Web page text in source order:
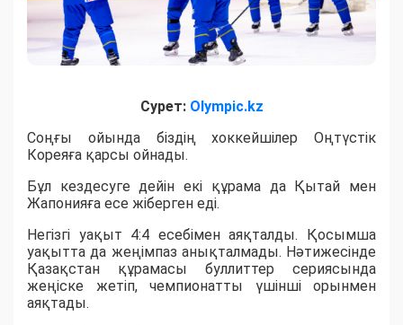
Сурет: Olympic.kz
Соңғы ойында біздің хоккейшілер Оңтүстік
Кореяға қарсы ойнады.
Бұл кездесуге дейін екі құрама да Қытай мен
Жапонияға есе жіберген еді.
Негізгі уақыт 4:4 есебімен аяқталды. Қосымша
уақытта да жеңімпаз анықталмады. Нәтижесінде
Қазақстан құрамасы буллиттер сериясында
жеңіске жетіп, чемпионатты үшінші орынмен
аяқтады.